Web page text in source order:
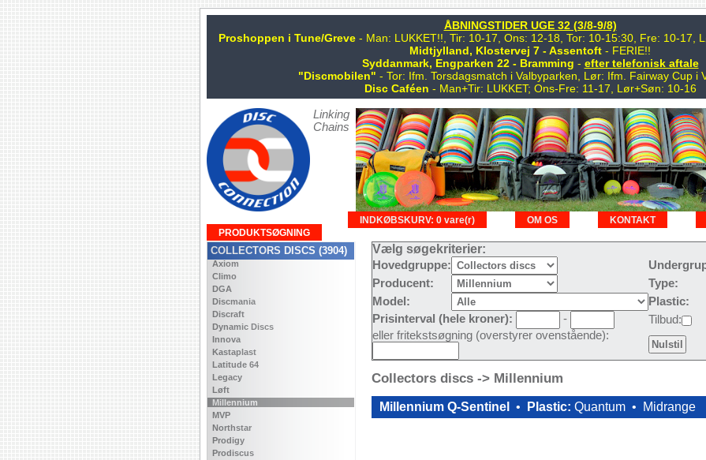
ÅBNINGSTIDER UGE 32 (3/8-9/8)
Proshoppen i Tune/Greve - Man: LUKKET!!, Tir: 10-17, Ons: 12-18, Tor: 10-15:30, Fre: 10-17,
Midtjylland, Klostervej 7 - Assentoft - FERIE!!
Syddanmark, Engparken 22 - Bramming - efter telefonisk aftale
"Discmobilen" - Tor: Ifm. Torsdagsmatch i Valbyparken, Lør: Ifm. Fairway Cup i
Disc Caféen - Man+Tir: LUKKET; Ons-Fre: 11-17, Lør+Søn: 10-16
Linking
Chains
KONTAKT
OM OS
INDKØBSKURV: 0 vare(r)
PRODUKTSØGNING
COLLECTORS DISCS (3904)
Axiom
Climo
DGA
Discmania
Discraft
Dynamic Discs
Innova
Kastaplast
Latitude 64
Legacy
Løft
Millennium
MVP
Northstar
Prodigy
Prodiscus
Vælg søgekriterier:
Hovedgruppe:
Producent:
Type:
Model:
Plastic:
Prisinterval (hele kroner):
- Tilbud:
eller fritekstsøgning (overstyrer ovenstående):
Collectors discs -> Millennium
Millennium Q-Sentinel • Plastic: Quantum • Midrange